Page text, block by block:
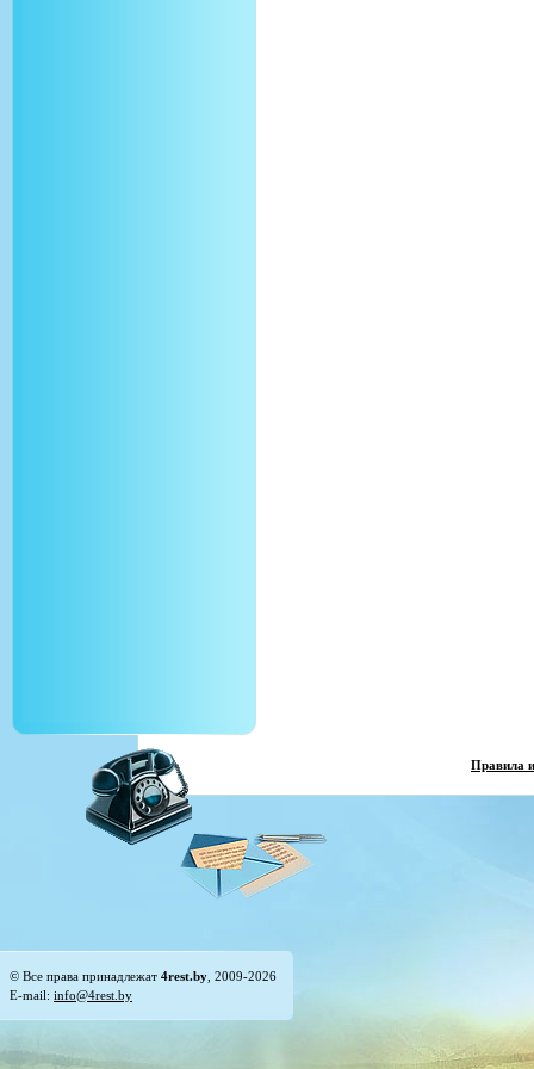
Правила
© Все права принадлежат 4rest.by , 2009-2026
E-mail: info@4rest.by